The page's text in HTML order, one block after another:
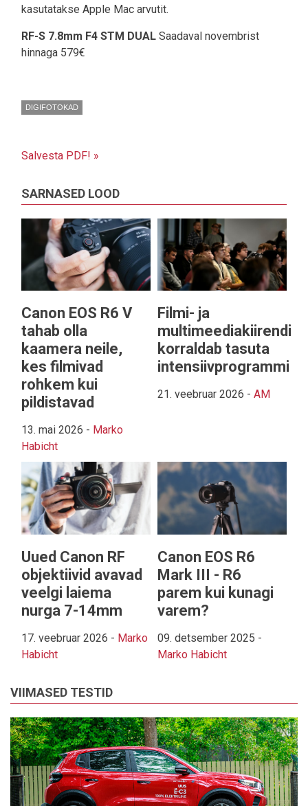
kasutatakse Apple Mac arvutit.
RF-S 7.8mm F4 STM DUAL Saadaval novembrist
hinnaga 579€
DIGIFOTOKAD
Salvesta PDF! »
SARNASED LOOD
Canon EOS R6 V
tahab olla
kaamera neile,
kes filmivad
rohkem kui
pildistavad
13. mai 2026 - Marko
Habicht
Filmi- ja
multimeediakiirendi
korraldab tasuta
intensiivprogrammi
21. veebruar 2026 - AM
Uued Canon RF
objektiivid avavad
veelgi laiema
nurga 7-14mm
17. veebruar 2026 - Marko
Habicht
Canon EOS R6
Mark III - R6
parem kui kunagi
varem?
09. detsember 2025 -
Marko Habicht
VIIMASED TESTID